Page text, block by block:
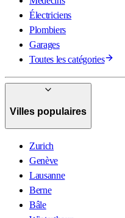
Électriciens
Plombiers
Garages
Toutes les catégories
Villes populaires
Zurich
Genève
Lausanne
Berne
Bâle